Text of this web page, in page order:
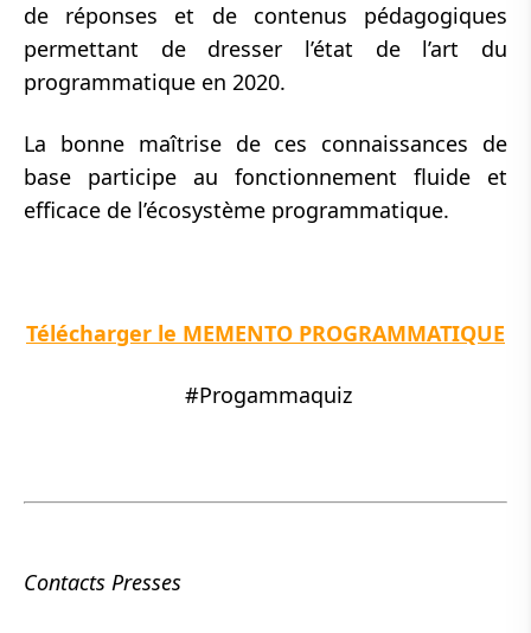
de réponses et de contenus pédagogiques
permettant de dresser l’état de l’art du
programmatique en 2020.
La bonne maîtrise de ces connaissances de
base participe au fonctionnement fluide et
efficace de l’écosystème programmatique.
Télécharger le MEMENTO PROGRAMMATIQUE
#Progammaquiz
Contacts Presses